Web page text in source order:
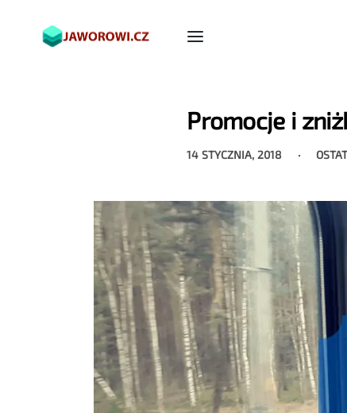
Promocje i
14 STYCZNIA, 2018